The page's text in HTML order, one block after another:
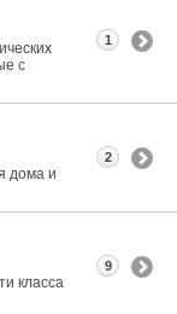
с
1
дома и
2
класса
9